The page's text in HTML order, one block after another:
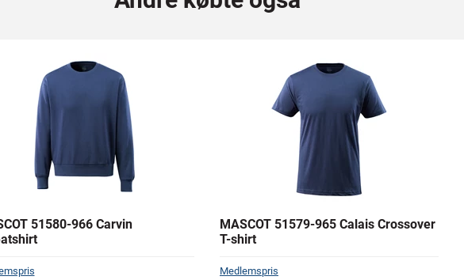
51580-966 Carvin
MASCOT 51579-965 Calais Crossover
T-shirt
Medlemspris